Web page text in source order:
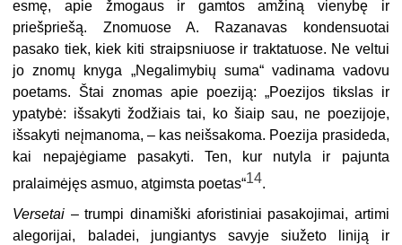
esmę, apie žmogaus ir gamtos amžiną vienybę ir
priešpriešą. Znomuose A. Razanavas kondensuotai
pasako tiek, kiek kiti straipsniuose ir traktatuose. Ne veltui
jo znomų knyga „Negalimybių suma“ vadinama vadovu
poetams. Štai znomas apie poeziją: „Poezijos tikslas ir
ypatybė: išsakyti žodžiais tai, ko šiaip sau, ne poezijoje,
išsakyti neįmanoma, – kas neišsakoma. Poezija prasideda,
kai nepajėgiame pasakyti. Ten, kur nutyla ir pajunta
pralaimėjęs asmuo, atgimsta poetas“14.
Versetai – trumpi dinamiški aforistiniai pasakojimai, artimi
alegorijai, baladei, jungiantys savyje siužeto liniją ir